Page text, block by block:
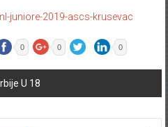
juniore-2019-ascs-krusevac
0 0 0
U 18